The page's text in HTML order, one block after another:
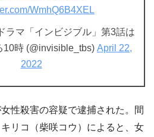
WmhQ6B4XEL
マ「インビジブル」第3話は
10時 (@invisible_tbs) April 22,
2022
性殺害の容疑で逮捕された。間
リコ（柴咲コウ）によると、女